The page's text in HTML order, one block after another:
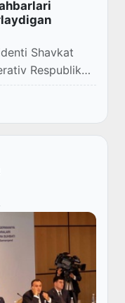
Shavkat
Respublikasi
tushirish